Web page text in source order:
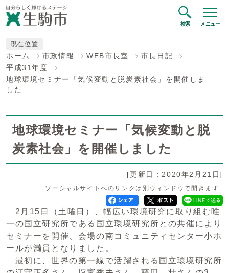
検索 メニュー
現在位置
ホーム 市政情報 WEB市長室
市長日記
平成31年度
地球環境セミナー「気候変動と脱炭素社会」を開催しま
した
地球環境セミナー「気候変動と脱
炭素社会」を開催しました
[更新日：2020年2月21日]
ソーシャルサイトへのリンクは別ウィンドウで開きます
2月15日（土曜日）、幅広い環境研究に取り組む唯
一の国立研究所である国立環境研究所との共催により
セミナーを開催、会場の南コミュニティセンター小ホ
ールが満員となりました。
最初に、世界の第一線で活躍される国立環境研究所